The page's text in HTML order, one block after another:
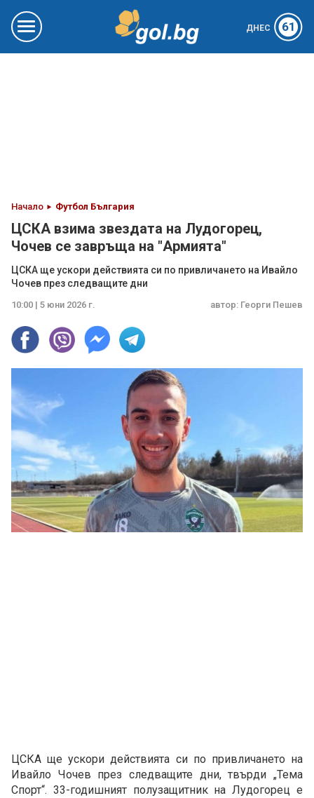
ДНЕС 61
Начало Футбол България
ЦСКА взима звездата на Лудогорец,
Чочев се завръща на "Армията"
ЦСКА ще ускори действията си по привличането на Ивайло
Чочев през следващите дни
10:00 | 5 юни 2026 г. автор: Георги Пешев
ЦСКА ще ускори действията си по привличането на
Ивайло Чочев през следващите дни, твърди „Тема
Спорт“. 33-годишният полузащитник на Лудогорец е